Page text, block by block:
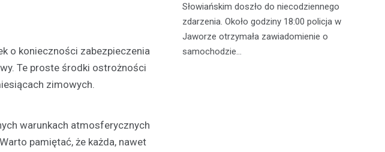
o konieczności zabezpieczenia
Te proste środki ostrożności
zimowych.
warunkach atmosferycznych
pamiętać, że każda, nawet
Słowiańskim doszło do niecodziennego
zdarzenia. Około godziny 18:00 policja w
Jaworze otrzymała zawiadomienie o
samochodzie…